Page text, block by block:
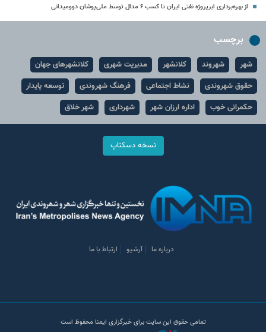
از بهره‌برداری ابرپروژه نفتی ایران تا کسب ۶ مدال توسط ملی‌پوشان دوومیدانی
برچسب
شهر شهروند کلانشهر مدیریت شهری
کلانشهرهای جهان
حقوق شهروندی
نشاط اجتماعی فرهنگ شهروندی
توسعه پایدار
حکمرانی خوب
اداره ارزان شهر شهرداری شهر خلاق
نسخه دسکتاپ
درباره ما آرشیو ارتباط با ما
تمامی حقوق این سایت برای خبرگزاری ایمنا محفوظ است